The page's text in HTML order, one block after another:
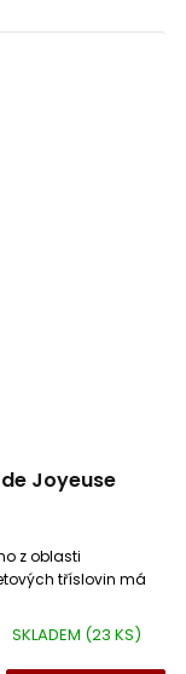
de Joyeuse
SKLADEM (23 KS)
z oblasti
tříslovin má